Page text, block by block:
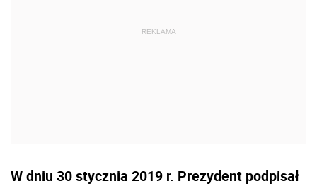
W dniu 30 stycznia 2019 r. Prezydent podpisał